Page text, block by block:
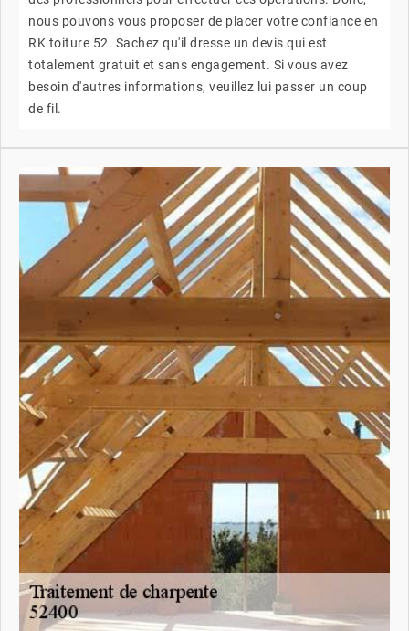
nous pouvons vous proposer de placer votre confiance en
RK toiture 52. Sachez qu'il dresse un devis qui est
totalement gratuit et sans engagement. Si vous avez
besoin d'autres informations, veuillez lui passer un coup
de fil.